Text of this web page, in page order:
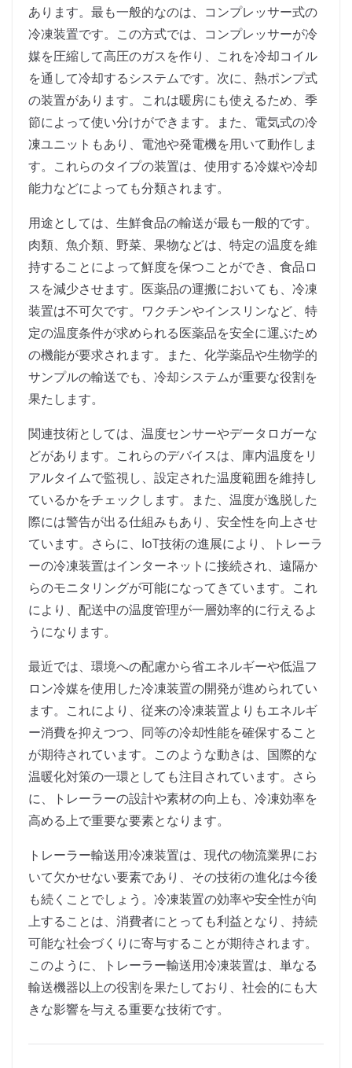
あります。最も一般的なのは、コンプレッサー式の
冷凍装置です。この方式では、コンプレッサーが冷
媒を圧縮して高圧のガスを作り、これを冷却コイル
を通して冷却するシステムです。次に、熱ポンプ式
の装置があります。これは暖房にも使えるため、季
節によって使い分けができます。また、電気式の冷
凍ユニットもあり、電池や発電機を用いて動作しま
す。これらのタイプの装置は、使用する冷媒や冷却
能力などによっても分類されます。
用途としては、生鮮食品の輸送が最も一般的です。
肉類、魚介類、野菜、果物などは、特定の温度を維
持することによって鮮度を保つことができ、食品ロ
スを減少させます。医薬品の運搬においても、冷凍
装置は不可欠です。ワクチンやインスリンなど、特
定の温度条件が求められる医薬品を安全に運ぶため
の機能が要求されます。また、化学薬品や生物学的
サンプルの輸送でも、冷却システムが重要な役割を
果たします。
関連技術としては、温度センサーやデータロガーな
どがあります。これらのデバイスは、庫内温度をリ
アルタイムで監視し、設定された温度範囲を維持し
ているかをチェックします。また、温度が逸脱した
際には警告が出る仕組みもあり、安全性を向上させ
ています。さらに、IoT技術の進展により、トレーラ
ーの冷凍装置はインターネットに接続され、遠隔か
らのモニタリングが可能になってきています。これ
により、配送中の温度管理が一層効率的に行えるよ
うになります。
最近では、環境への配慮から省エネルギーや低温フ
ロン冷媒を使用した冷凍装置の開発が進められてい
ます。これにより、従来の冷凍装置よりもエネルギ
ー消費を抑えつつ、同等の冷却性能を確保すること
が期待されています。このような動きは、国際的な
温暖化対策の一環としても注目されています。さら
に、トレーラーの設計や素材の向上も、冷凍効率を
高める上で重要な要素となります。
トレーラー輸送用冷凍装置は、現代の物流業界にお
いて欠かせない要素であり、その技術の進化は今後
も続くことでしょう。冷凍装置の効率や安全性が向
上することは、消費者にとっても利益となり、持続
可能な社会づくりに寄与することが期待されます。
このように、トレーラー輸送用冷凍装置は、単なる
輸送機器以上の役割を果たしており、社会的にも大
きな影響を与える重要な技術です。